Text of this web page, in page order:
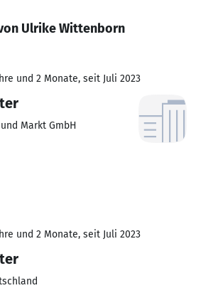
Ulrike Wittenborn
und 2 Monate, seit Juli 2023
Markt GmbH
und 2 Monate, seit Juli 2023